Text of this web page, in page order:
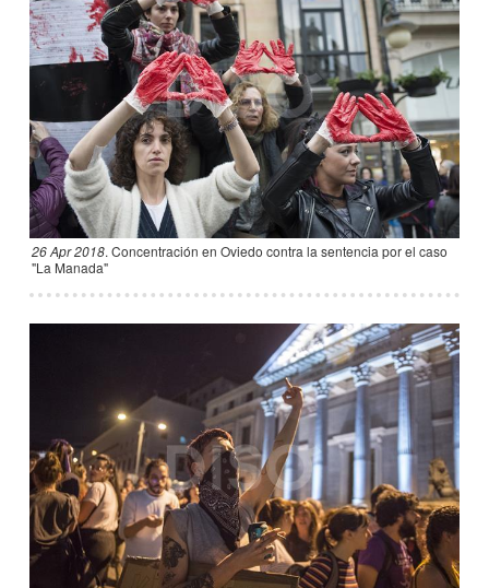
26 Apr 2018. Concentración en Oviedo contra la sentencia por el caso
"La Manada"